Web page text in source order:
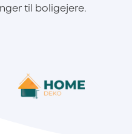
til boligejere.